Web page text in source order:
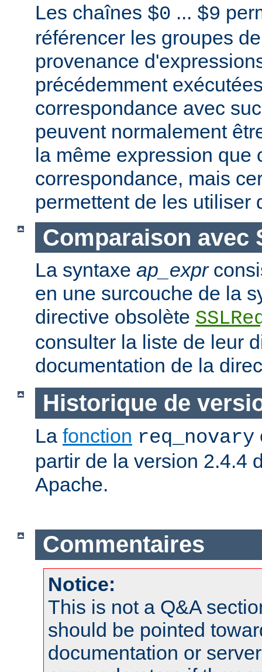
Les chaînes $0 ... $9
référencer les groupes
provenance
précédemment
correspondance avec
peuvent normalement
la même expression que
correspondance, mais
permettent de les utiliser
Comparaison avec
La syntaxe ap_expr
en une surcouche de la
directive obsolète
consulter la liste de leur
documentation de la
Historique de
La fonction req_novary
partir de la version 2.4.4
Apache.
Commentaires
Notice:
This is not a Q&A
should be pointed
documentation or